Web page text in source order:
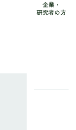
企業・
研究者の方